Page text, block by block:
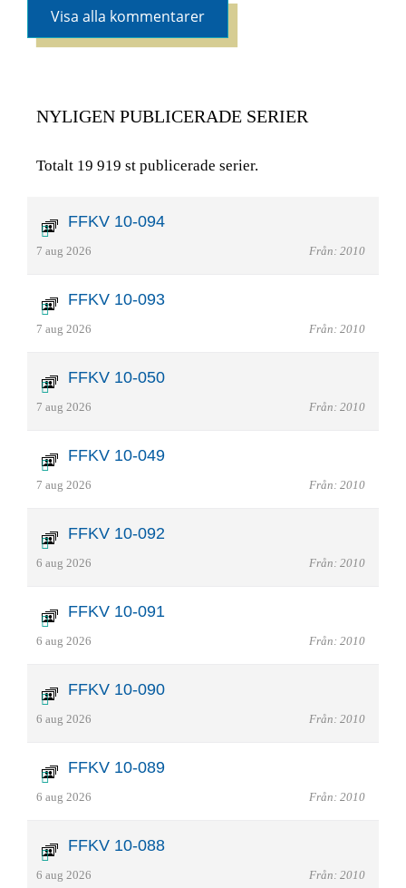
Visa alla kommentarer
NYLIGEN PUBLICERADE SERIER
Totalt 19 919 st publicerade serier.
FFKV 10-094
7 aug 2026 Från: 2010
FFKV 10-093
7 aug 2026 Från: 2010
FFKV 10-050
7 aug 2026 Från: 2010
FFKV 10-049
7 aug 2026 Från: 2010
FFKV 10-092
6 aug 2026 Från: 2010
FFKV 10-091
6 aug 2026 Från: 2010
FFKV 10-090
6 aug 2026 Från: 2010
FFKV 10-089
6 aug 2026 Från: 2010
FFKV 10-088
6 aug 2026 Från: 2010